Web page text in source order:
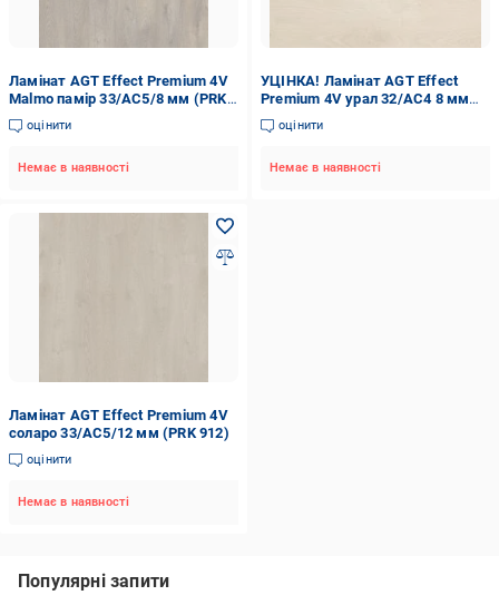
Ламінат AGT Effect Premium 4V
Malmo памір 33/АС5/8 мм (PRK
906)
оцінити
Немає в наявності
УЦІНКА! Ламінат AGT Effect
Premium 4V урал 32/АС4 8 мм
(УЦ №178)
оцінити
Немає в наявності
Ламінат AGT Effect Premium 4V
соларо 33/АС5/12 мм (PRK 912)
оцінити
Немає в наявності
Популярні запити